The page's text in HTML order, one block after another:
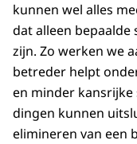
kunnen wel alles
dat alleen bepaalde
zijn. Zo werken we
betreder helpt
en minder kansrijke
dingen kunnen
elimineren van een